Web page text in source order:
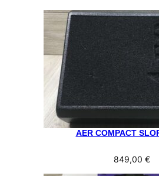
AER COMPACT
849,00 €